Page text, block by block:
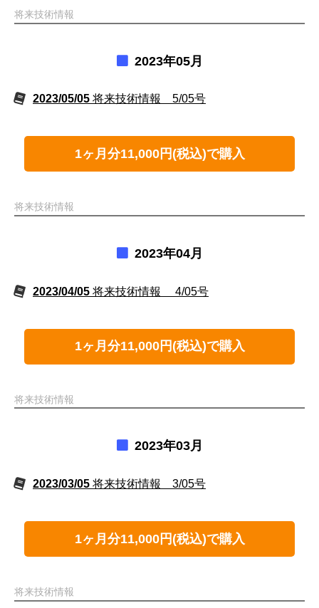
将来技術情報
2023年05月
2023/05/05 将来技術情報 5/05号
1ヶ月分11,000円(税込)で購入
将来技術情報
2023年04月
2023/04/05 将来技術情報 4/05号
1ヶ月分11,000円(税込)で購入
将来技術情報
2023年03月
2023/03/05 将来技術情報 3/05号
1ヶ月分11,000円(税込)で購入
将来技術情報